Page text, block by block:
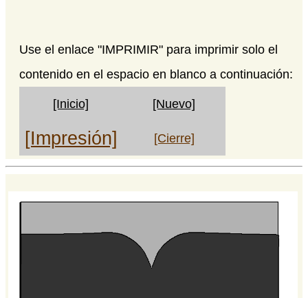
Use el enlace "IMPRIMIR" para imprimir solo el
contenido en el espacio en blanco a continuación:
[Inicio] [Nuevo]
[Impresión] [Cierre]